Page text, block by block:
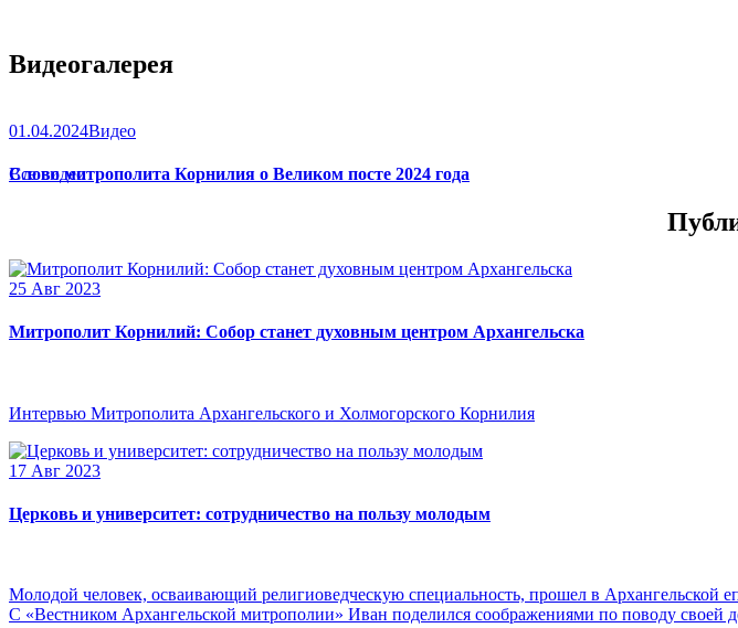
Видеогалерея
01.04.2024Видео
Слово митрополита Корнилия о Великом посте 2024 года
Все видео
25 Авг 2023
Митрополит Корнилий: Собор станет духовным центром Архангельска
Интервью Митрополита Архангельского и Холмогорского Корнилия
17 Авг 2023
Церковь и университет: сотрудничество на пользу молодым
Молодой человек, осваивающий религиоведческую специальность, прошел в Архангельской
С «Вестником Архангельской митрополии» Иван поделился соображениями по поводу своей